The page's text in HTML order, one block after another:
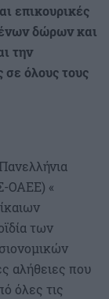
επικουρικές
δώρων και
την
όλους τους
ΟΑΕΕ) «
των
αλήθειες που
όλες τις